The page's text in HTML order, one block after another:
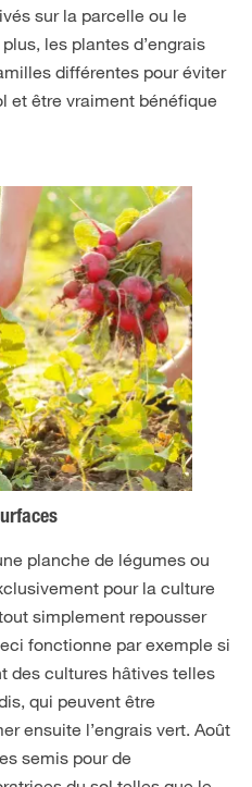
sur la parcelle ou le
les plantes d’engrais
différentes pour éviter
et être vraiment bénéfique
planche de légumes ou
pour la culture
simplement repousser
fonctionne par exemple si
des cultures hâtives telles
qui peuvent être
ensuite l’engrais vert. Août
semis pour de